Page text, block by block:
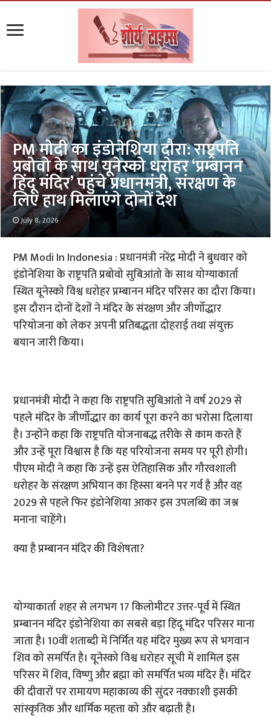
PM मोदी का इंडोनेशिया दौरा: राष्ट्रपति
प्रबोवो के साथ यूनेस्को धरोहर ‘प्रम्बानन
हिंदू मंदिर’ पहुंचे प्रधानमंत्री, संरक्षण के
लिए हाथ मिलाएंगे दोनों देश
July 8, 2026
PM Modi In Indonesia : प्रधानमंत्री नरेंद्र मोदी ने बुधवार को
इंडोनेशिया के राष्ट्रपति प्रबोवो सुबिआंतो के साथ योग्याकार्ता
स्थित यूनेस्को विश्व धरोहर प्रम्बानन मंदिर परिसर का दौरा किया।
इस दौरान दोनों देशों ने मंदिर के संरक्षण और जीर्णोद्धार
परियोजना को लेकर अपनी प्रतिबद्धता दोहराई तथा संयुक्त
बयान जारी किया।
प्रधानमंत्री मोदी ने कहा कि राष्ट्रपति सुबिआंतो ने वर्ष 2029 से
पहले मंदिर के जीर्णोद्धार का कार्य पूरा करने का भरोसा दिलाया
है। उन्होंने कहा कि राष्ट्रपति योजनाबद्ध तरीके से काम करते हैं
और उन्हें पूरा विश्वास है कि यह परियोजना समय पर पूरी होगी।
पीएम मोदी ने कहा कि उन्हें इस ऐतिहासिक और गौरवशाली
धरोहर के संरक्षण अभियान का हिस्सा बनने पर गर्व है और वह
2029 से पहले फिर इंडोनेशिया आकर इस उपलब्धि का जश्न
मनाना चाहेंगे।
क्या है प्रम्बानन मंदिर की विशेषता?
योग्याकार्ता शहर से लगभग 17 किलोमीटर उत्तर-पूर्व में स्थित
प्रम्बानन मंदिर इंडोनेशिया का सबसे बड़ा हिंदू मंदिर परिसर माना
जाता है। 10वीं शताब्दी में निर्मित यह मंदिर मुख्य रूप से भगवान
शिव को समर्पित है। यूनेस्को विश्व धरोहर सूची में शामिल इस
परिसर में शिव, विष्णु और ब्रह्मा को समर्पित भव्य मंदिर हैं। मंदिर
की दीवारों पर रामायण महाकाव्य की सुंदर नक्काशी इसकी
सांस्कृतिक और धार्मिक महत्ता को और बढ़ाती है।